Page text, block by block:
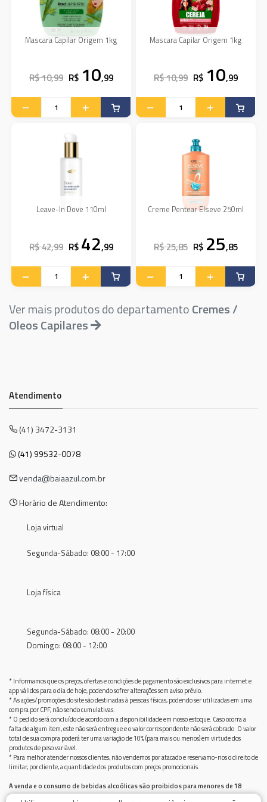
Mascara Capilar Origem 1kg
R$ 10,99 R$ 10,99
Mascara Capilar Origem 1kg
R$ 10,99 R$ 10,99
Leave-In Dove 110ml
R$ 42,99 R$ 42,99
Creme Pentear Elseve 250ml
R$ 25,85 R$ 25,85
Ver mais produtos do departamentoCremes /
Oleos Capilares
Atendimento
(41) 3472-3131
(41) 99532-0078
venda@baiaazul.com.br
Horário de Atendimento:
Loja virtual
Segunda-Sábado: 08:00 - 17:00
Loja física
Segunda-Sábado: 08:00 - 20:00
Domingo: 08:00 - 12:00
* Informamos que os preços, ofertas e condições de pagamento são exclusivos para internet e
app válidos para o dia de hoje, podendo sofrer alterações sem aviso prévio.
* As ações/promoções do site são destinadas à pessoas físicas, podendo ser utilizadas em uma
compra por CPF, não sendo cumulativas.
* O pedido será concluído de acordo com a disponibilidade em nosso estoque. Caso ocorra a
falta de algum item, este não será entregue e o valor correspondente não será cobrado. O valor
total de sua compra poderá ter uma variação de 10% (para mais ou menos) em virtude dos
produtos de peso variável.
* Para melhor atender nossos clientes, não vendemos por atacado e reservamo-nos o direito de
limitar, por cliente, a quantidade dos produtos com preços promocionais.
A venda e o consumo de bebidas alcoólicas são proibidos para menores de 18
anos.